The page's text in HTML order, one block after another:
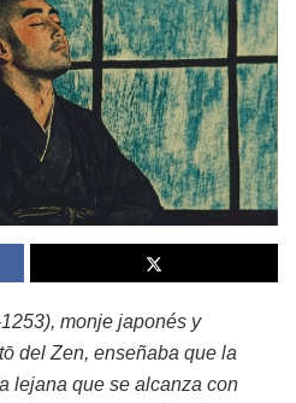
monje japonés y
del Zen, enseñaba que la
lejana que se alcanza con